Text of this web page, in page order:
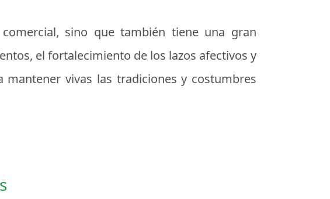
sino que también tiene una gran
el fortalecimiento de los lazos afectivos y
vivas las tradiciones y costumbres